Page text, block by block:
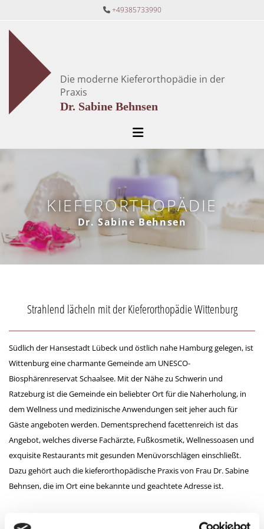
 +49385733990
Die moderne Kieferorthopädie in der
Praxis
Dr. Sabine Behnsen
KIEFERORTHOPÄDIE
Dr. Sabine Behnsen
Strahlend lächeln mit der Kieferorthopädie Wittenburg
Südlich der Hansestadt Lübeck und östlich nahe Hamburg gelegen, ist
Wittenburg eine charmante Gemeinde am UNESCO-
Biosphärenreservat Schaalsee. Mit der Nähe zu Schwerin und
Ratzeburg ist die Gemeinde ein beliebter Ort für die Naherholung, in
dem Wellness und medizinische Anwendungen seit jeher auch für
Gäste angeboten werden. Dementsprechend facettenreich ist das
Angebot, welches diverse Fachärzte, Fußkosmetik, Wellnessoasen und
exquisite Restaurants mit gesunden Menüvorschlägen einschließt.
Dazu gehört auch die kieferorthopädische Praxis von Frau Dr. Sabine
Behnsen, die im Ort eine bekannte und geachtete Adresse ist.
Mundgesundheit mit kieferorthopädischen